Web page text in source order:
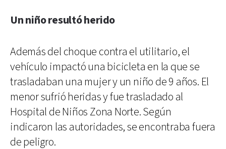
Un niño resultó herido
Además del choque contra el utilitario, el
vehículo impactó una bicicleta en la que se
trasladaban una mujer y un niño de 9 años. El
menor sufrió heridas y fue trasladado al
Hospital de Niños Zona Norte. Según
indicaron las autoridades, se encontraba fuera
de peligro.